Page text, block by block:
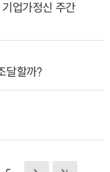
업가정신 주간
달할까?